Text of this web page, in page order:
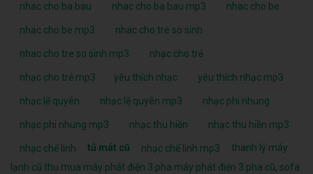
nhac cho ba bau nhac cho ba bau mp3 nhac cho be
nhac cho be mp3 nhac cho tre so sinh
nhac cho tre so sinh mp3 nhạc cho trẻ
nhạc cho trẻ mp3 yêu thích nhạc yêu thích nhạc mp3
nhạc lệ quyên nhạc lệ quyên mp3 nhạc phi nhung
nhạc phi nhung mp3 nhạc thu hiền nhạc thu hiền mp3
nhạc chế linh tủ mát cũ nhạc chế linh mp3
thanh lý máy
lạnh cũ thu mua máy phát điện 3 pha máy phát điện 3 pha cũ, sofa